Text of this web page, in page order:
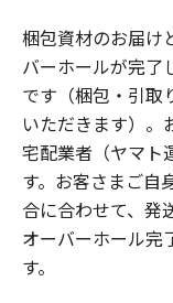
梱包資材のお届け
バーホールが完了
です（梱包・引取
いただきます）。
宅配業者（ヤマト
す。お客さまご自
合に合わせて、発
オーバーホール完
す。